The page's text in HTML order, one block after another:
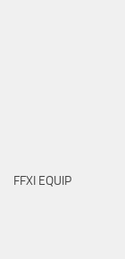
FFXI EQUIP